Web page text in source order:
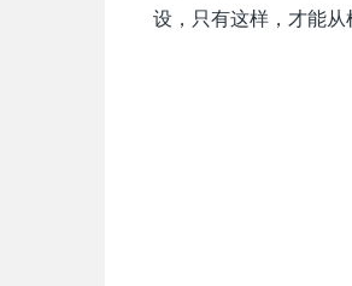
设，只有这样，才能从